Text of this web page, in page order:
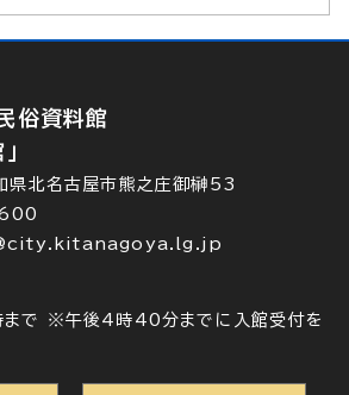
俗資料館
北名古屋市熊之庄御榊53
まで ※午後4時40分までに入館受付を